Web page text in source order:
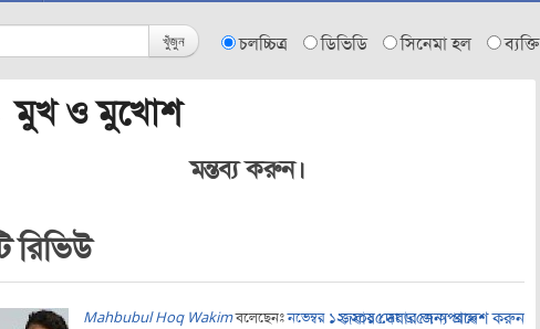
খুঁজুন চলচ্চিত্র ডিভিডি সিনেমা হল ব্যক্তি
মুখ ও মুখোশ
মন্তব্য করুন।
রিভিউ
Mahbubul Hoq Wakimবলেছেনঃনভেম্বর ১২, ২০১৫ at ৬:৫৭ অপরাহ্ন
জবাব দেবার জন্য প্রবেশ করুন